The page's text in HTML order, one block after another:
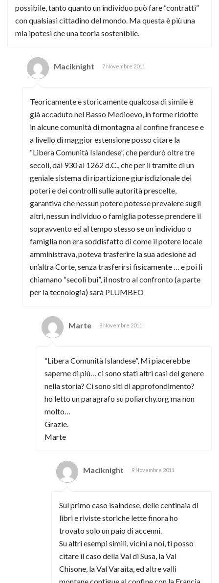
possibile, tanto quanto un individuo può fare “contratti”
con qualsiasi cittadino del mondo. Ma questa è più una
mia ipotesi che una teoria sostenibile.
Maciknight 7 Novembre 2011
Teoricamente e storicamente qualcosa di simile è
già accaduto nel Basso Medioevo, in forme ridotte
in alcune comunità di montagna al confine francese e
a livello di maggior estensione posso citare la
“Libera Comunità Islandese”, che perdurò oltre tre
secoli, dal 930 al 1262 d.C., che per il tramite di un
geniale sistema di ripartizione giurisdizionale dei
poteri e dei controlli sulle autorità prescelte,
garantiva che nessun potere potesse prevalere sugli
altri, nessun individuo o famiglia potesse prendere il
sopravvento ed al tempo stesso se un individuo o
famiglia non era soddisfatto di come il potere locale
amministrava, poteva trasferire la sua adesione ad
un’altra Corte, senza trasferirsi fisicamente … e poi li
chiamano “secoli bui”, il nostro al confronto (a parte
per la tecnologia) sarà PLUMBEO
Marte 8 Novembre 2011
“Libera Comunità Islandese”, Mi piacerebbe
saperne di più… ci sono stati altri casi del genere
nella storia? Ci sono siti di approfondimento?
ho letto un paragrafo su poliarchy.org ma non
molto…
Grazie.
Marte
Maciknight 9 Novembre 2011
Sul primo caso isalndese, delle centinaia di
libri e riviste storiche lette finora ho
trovato solo un paio di accenni.
Su altri esempi simili, vicini a noi, ti posso
citare il caso della Val di Susa, la Val
Chisone, la Val Varaita, ed altre valli